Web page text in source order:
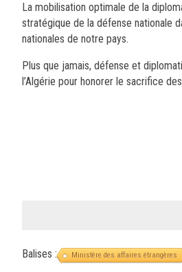
La mobilisation optimale de la
stratégique de la défense nationale
nationales de notre pays.
Plus que jamais, défense et
l’Algérie pour honorer le sacrifice
Balises : Ministère des affaires étrangères